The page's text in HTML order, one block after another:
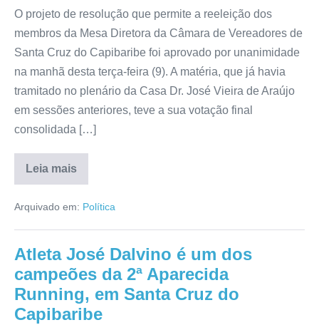
O projeto de resolução que permite a reeleição dos
membros da Mesa Diretora da Câmara de Vereadores de
Santa Cruz do Capibaribe foi aprovado por unanimidade
na manhã desta terça-feira (9). A matéria, que já havia
tramitado no plenário da Casa Dr. José Vieira de Araújo
em sessões anteriores, teve a sua votação final
consolidada […]
Leia mais
Arquivado em: Política
Atleta José Dalvino é um dos
campeões da 2ª Aparecida
Running, em Santa Cruz do
Capibaribe